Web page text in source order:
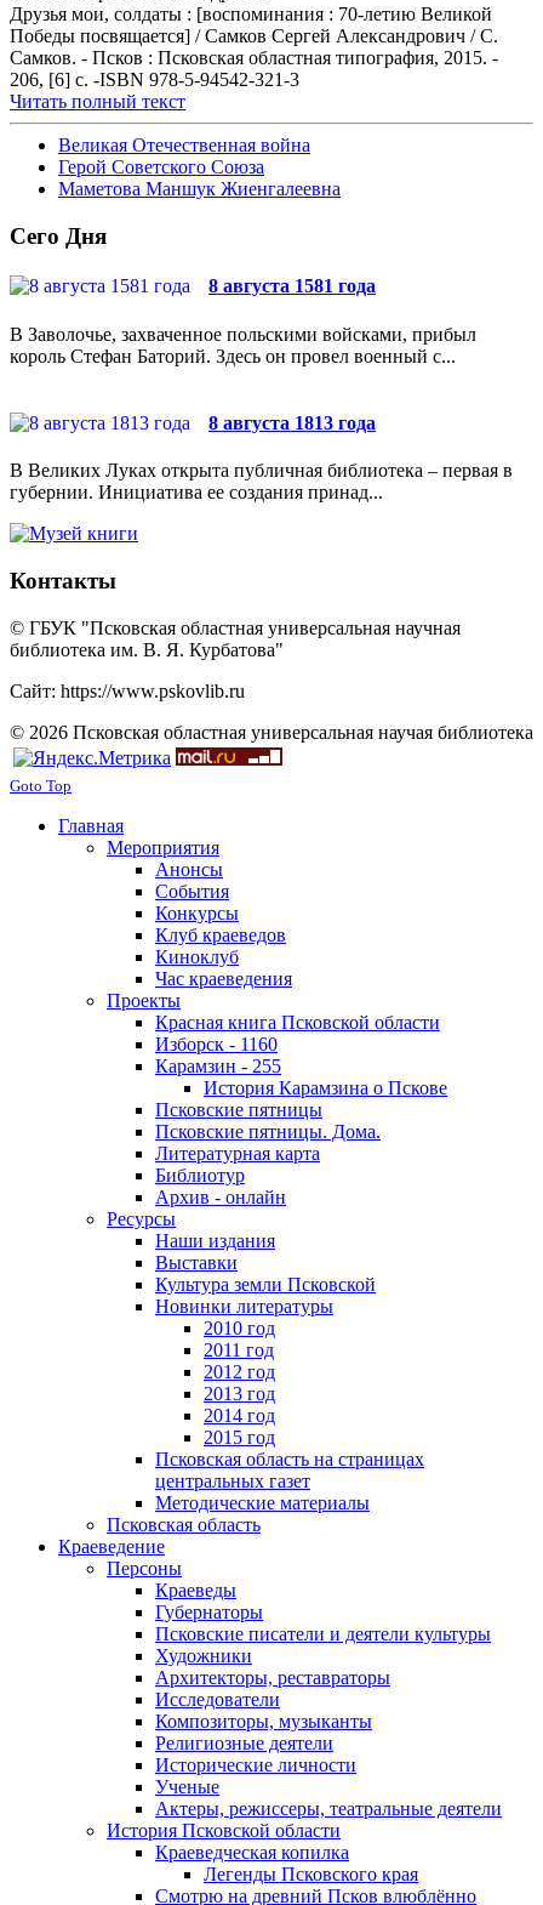
Друзья мои, солдаты : [воспоминания : 70-летию Великой
Победы посвящается] / Самков Сергей Александрович / С.
Самков. - Псков : Псковская областная типография, 2015. -
206, [6] с. -ISBN 978-5-94542-321-3
Читать полный текст
Великая Отечественная война
Герой Советского Союза
Маметова Маншук Жиенгалеевна
Сего Дня
8 августа 1581 года
В Заволочье, захваченное польскими войсками, прибыл
король Стефан Баторий. Здесь он провел военный с...
8 августа 1813 года
В Великих Луках открыта публичная библиотека – первая в
губернии. Инициатива ее создания принад...
Контакты
© ГБУК "Псковская областная универсальная научная
библиотека им. В. Я. Курбатова"
Сайт: https://www.pskovlib.ru
© 2026 Псковская областная универсальная научая библиотека
Goto Top
Главная
Мероприятия
Анонсы
События
Конкурсы
Клуб краеведов
Киноклуб
Час краеведения
Проекты
Красная книга Псковской области
Изборск - 1160
Карамзин - 255
История Карамзина о Пскове
Псковские пятницы
Псковские пятницы. Дома.
Литературная карта
Библиотур
Архив - онлайн
Ресурсы
Наши издания
Выставки
Культура земли Псковской
Новинки литературы
2010 год
2011 год
2012 год
2013 год
2014 год
2015 год
Псковская область на страницах
центральных газет
Методические материалы
Псковская область
Краеведение
Персоны
Краеведы
Губернаторы
Псковские писатели и деятели культуры
Художники
Архитекторы, реставраторы
Исследователи
Композиторы, музыканты
Религиозные деятели
Исторические личности
Ученые
Актеры, режиссеры, театральные деятели
История Псковской области
Краеведческая копилка
Легенды Псковского края
Смотрю на древний Псков влюблённо